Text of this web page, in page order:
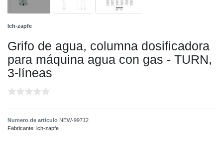
Ich-zapfe
Grifo de agua, columna dosificadora
para máquina agua con gas - TURN,
3-líneas
Numero de articulo NEW-99712
Fabricante: ich-zapfe